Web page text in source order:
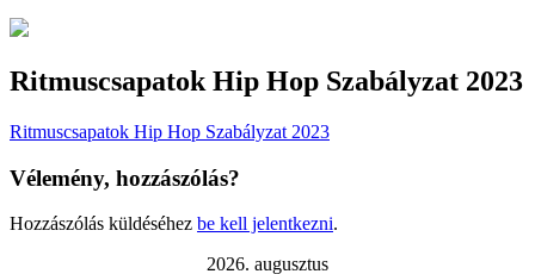
Ritmuscsapatok Hip Hop Szabályzat 2023
Ritmuscsapatok Hip Hop Szabályzat 2023
Vélemény, hozzászólás?
Hozzászólás küldéséhez be kell jelentkezni.
2026. augusztus